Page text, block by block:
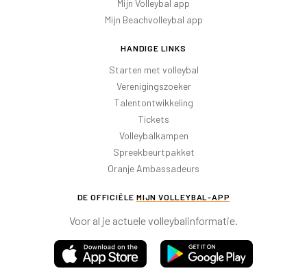
Mijn Volleybal app
Mijn Beachvolleybal app
HANDIGE LINKS
Starten met volleybal
Verenigingszoeker
Talentontwikkeling
Tickets
Volleybalkampen
Spreekbeurtpakket
Oranje Ambassadeurs
DE OFFICIËLE MIJN VOLLEYBAL-APP
Voor al je actuele volleybalinformatie.